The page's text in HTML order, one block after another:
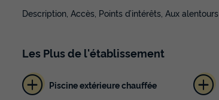
Description, Accès, Points d’intérêts, Aux alentours
Les Plusde l'établissement
Piscine extérieure chauffée